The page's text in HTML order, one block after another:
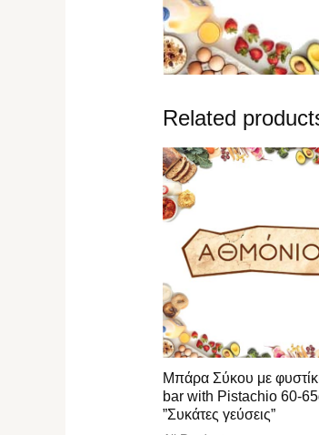
Related
Μπάρα Σύκου με
bar with Pistachio 60-
”Συκάτες γεύσεις”